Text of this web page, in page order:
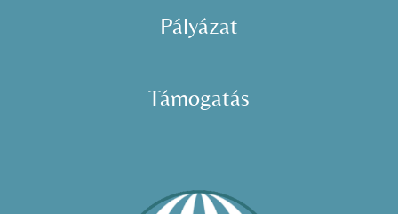
Pályázat
Támogatás